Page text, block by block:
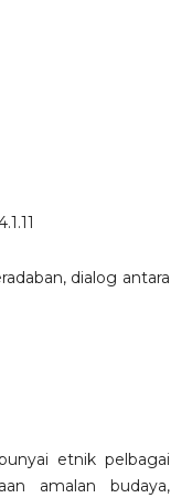
dialog antara
etnik pelbagai
amalan budaya,